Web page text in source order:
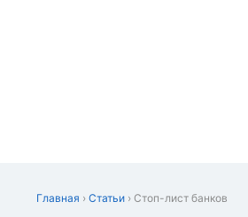
Главная › Статьи › Стоп-лист банков